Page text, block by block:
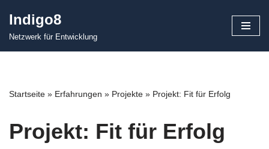
Zum
Indigo8
Netzwerk für Entwicklung
Startseite » Erfahrungen » Projekte » Projekt: Fit für Erfolg
Projekt: Fit für Erfolg